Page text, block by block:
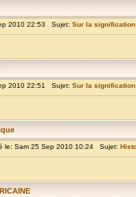
2010 22:53 Sujet: Sur la
2010 22:51 Sujet: Sur la
le: Sam 25 Sep 2010 10:24 Sujet: